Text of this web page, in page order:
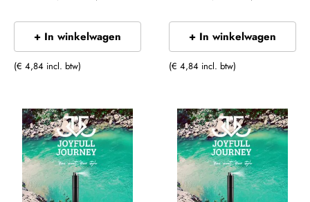
+ In winkelwagen
(€ 4,84 incl. btw)
+ In winkelwagen
(€ 4,84 incl. btw)